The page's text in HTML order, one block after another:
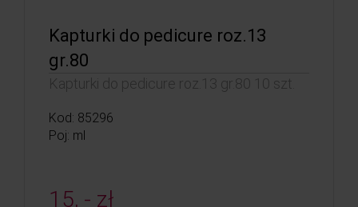
Kapturki do pedicure roz.13
gr.80
Kapturki do pedicure roz.13 gr.80 10 szt.
Kod: 85296
Poj: ml
15, - zł